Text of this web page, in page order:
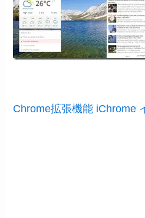
Chrome拡張機能 iChrome